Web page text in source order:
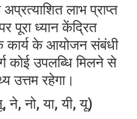
लाभ प्राप्त
पूरा ध्यान केंद्रित
कार्य के आयोजन संबंधी
कोई उपलब्धि मिलने से
उत्तम रहेगा।
ने, नो, या, यी, यू)